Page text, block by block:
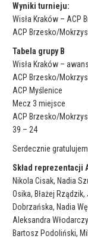
Wyniki turnieju:
Wisła Kraków – ACP
ACP Brzesko/
Tabela grupy B
Wisła Kraków –
ACP Brzesko/
ACP Myślenice
Mecz 3 miejsce
ACP Brzesko/
39 – 24
Serdecznie
Skład reprezentacji
Nikola Cisak, Nadia
Osika, Błażej
Dobrzańska, Nadia
Aleksandra
Bartosz Podoliński,